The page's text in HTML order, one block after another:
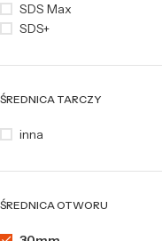
SDS Max
SDS+
ŚREDNICA TARCZY
inna
ŚREDNICA OTWORU